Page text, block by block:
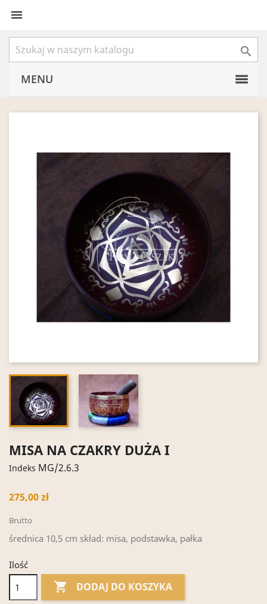


MENU
MISA NA CZAKRY DUŻA I
Indeks MG/2.6.3
275,00 zł
Brutto
średnica 10,5 cm skład: misa, podstawka, pałka
Ilość
 DODAJ DO KOSZYKA